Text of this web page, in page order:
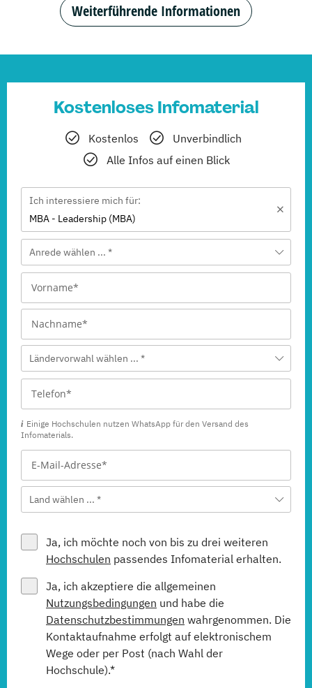
Weiterführende Informationen
Kostenloses Infomaterial
Kostenlos
Unverbindlich
Alle Infos auf einen Blick
Ich interessiere mich für:
MBA - Leadership (MBA)
Anrede wählen ... *
Ländervorwahl wählen ... *
Einige Hochschulen nutzen WhatsApp für den Versand des
Infomaterials.
Land wählen ... *
Ja, ich möchte noch von bis zu drei weiteren
Hochschulen passendes Infomaterial erhalten.
Ja, ich akzeptiere die allgemeinen
Nutzungsbedingungen und habe die
Datenschutzbestimmungen wahrgenommen. Die
Kontaktaufnahme erfolgt auf elektronischem
Wege oder per Post (nach Wahl der
Hochschule).*